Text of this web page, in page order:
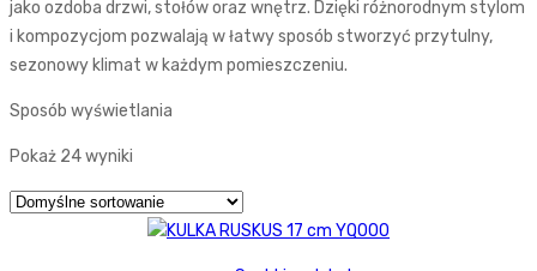
jako ozdoba drzwi, stołów oraz wnętrz. Dzięki różnorodnym stylom
i kompozycjom pozwalają w łatwy sposób stworzyć przytulny,
sezonowy klimat w każdym pomieszczeniu.
Sposób wyświetlania
Pokaż 24 wyniki